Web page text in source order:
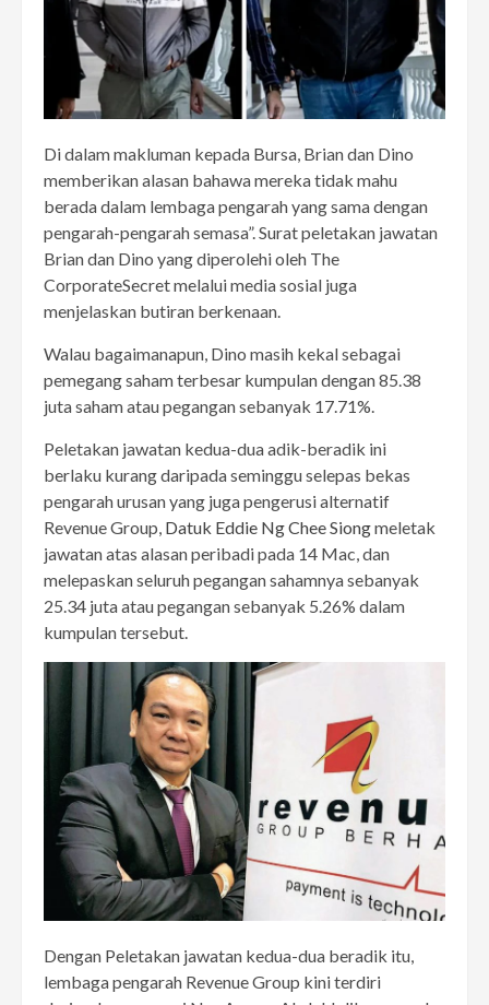
Di dalam makluman kepada Bursa, Brian dan Dino
memberikan alasan bahawa mereka tidak mahu
berada dalam lembaga pengarah yang sama dengan
pengarah-pengarah semasa”. Surat peletakan jawatan
Brian dan Dino yang diperolehi oleh The
CorporateSecret melalui media sosial juga
menjelaskan butiran berkenaan.
Walau bagaimanapun, Dino masih kekal sebagai
pemegang saham terbesar kumpulan dengan 85.38
juta saham atau pegangan sebanyak 17.71%.
Peletakan jawatan kedua-dua adik-beradik ini
berlaku kurang daripada seminggu selepas bekas
pengarah urusan yang juga pengerusi alternatif
Revenue Group, Datuk Eddie Ng Chee Siongmeletak
jawatan atas alasan peribadi pada 14 Mac, dan
melepaskan seluruh pegangan sahamnya sebanyak
25.34 juta atau pegangan sebanyak 5.26% dalam
kumpulan tersebut.
Dengan Peletakan jawatan kedua-dua beradik itu,
lembaga pengarah Revenue Group kini terdiri